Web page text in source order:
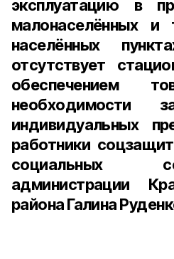
эксплуатацию в
малонаселённых и
населённых
отсутствует
обеспечением
необходимости
индивидуальных
работники
социальных
администрации
района Галина